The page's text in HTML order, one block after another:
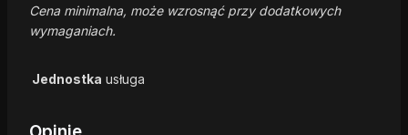
Cena minimalna, może wzrosnąć przy dodatkowych
wymaganiach.
Jednostka usługa